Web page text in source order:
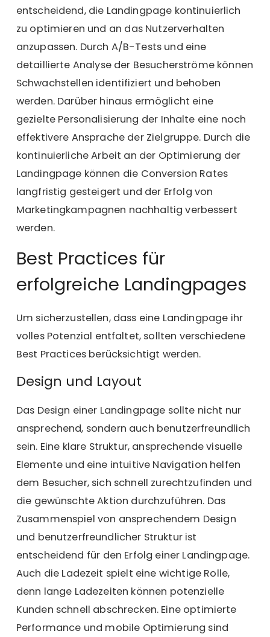
entscheidend, die Landingpage kontinuierlich
zu optimieren und an das Nutzerverhalten
anzupassen. Durch A/B-Tests und eine
detaillierte Analyse der Besucherströme können
Schwachstellen identifiziert und behoben
werden. Darüber hinaus ermöglicht eine
gezielte Personalisierung der Inhalte eine noch
effektivere Ansprache der Zielgruppe. Durch die
kontinuierliche Arbeit an der Optimierung der
Landingpage können die Conversion Rates
langfristig gesteigert und der Erfolg von
Marketingkampagnen nachhaltig verbessert
werden.
Best Practices für
erfolgreiche Landingpages
Um sicherzustellen, dass eine Landingpage ihr
volles Potenzial entfaltet, sollten verschiedene
Best Practices berücksichtigt werden.
Design und Layout
Das Design einer Landingpage sollte nicht nur
ansprechend, sondern auch benutzerfreundlich
sein. Eine klare Struktur, ansprechende visuelle
Elemente und eine intuitive Navigation helfen
dem Besucher, sich schnell zurechtzufinden und
die gewünschte Aktion durchzuführen. Das
Zusammenspiel von ansprechendem Design
und benutzerfreundlicher Struktur ist
entscheidend für den Erfolg einer Landingpage.
Auch die Ladezeit spielt eine wichtige Rolle,
denn lange Ladezeiten können potenzielle
Kunden schnell abschrecken. Eine optimierte
Performance und mobile Optimierung sind